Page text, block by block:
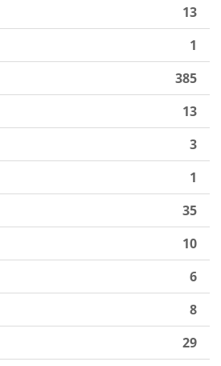
13
1
385
13
3
1
35
10
6
8
29